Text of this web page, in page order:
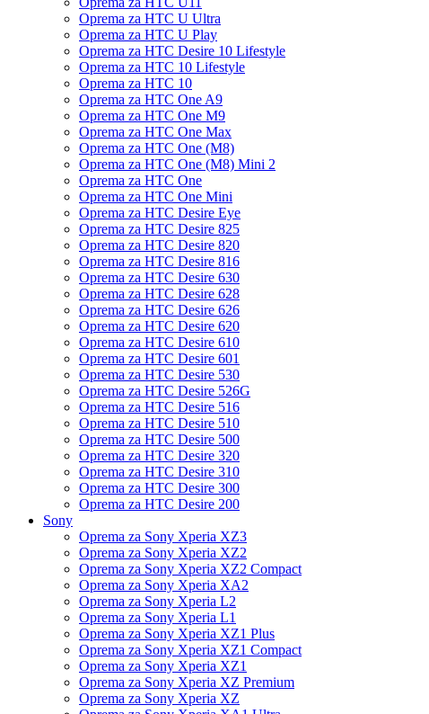
Oprema za HTC U Ultra
Oprema za HTC U Play
Oprema za HTC Desire 10 Lifestyle
Oprema za HTC 10 Lifestyle
Oprema za HTC 10
Oprema za HTC One A9
Oprema za HTC One M9
Oprema za HTC One Max
Oprema za HTC One (M8)
Oprema za HTC One (M8) Mini 2
Oprema za HTC One
Oprema za HTC One Mini
Oprema za HTC Desire Eye
Oprema za HTC Desire 825
Oprema za HTC Desire 820
Oprema za HTC Desire 816
Oprema za HTC Desire 630
Oprema za HTC Desire 628
Oprema za HTC Desire 626
Oprema za HTC Desire 620
Oprema za HTC Desire 610
Oprema za HTC Desire 601
Oprema za HTC Desire 530
Oprema za HTC Desire 526G
Oprema za HTC Desire 516
Oprema za HTC Desire 510
Oprema za HTC Desire 500
Oprema za HTC Desire 320
Oprema za HTC Desire 310
Oprema za HTC Desire 300
Oprema za HTC Desire 200
Sony
Oprema za Sony Xperia XZ3
Oprema za Sony Xperia XZ2
Oprema za Sony Xperia XZ2 Compact
Oprema za Sony Xperia XA2
Oprema za Sony Xperia L2
Oprema za Sony Xperia L1
Oprema za Sony Xperia XZ1 Plus
Oprema za Sony Xperia XZ1 Compact
Oprema za Sony Xperia XZ1
Oprema za Sony Xperia XZ Premium
Oprema za Sony Xperia XZ